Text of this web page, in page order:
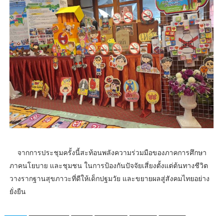
​จากการประชุมครั้งนี้สะท้อนพลังความร่วมมือของภาคการศึกษา
ภาคนโยบาย และชุมชน ในการป้องกันปัจจัยเสี่ยงตั้งแต่ต้นทางชีวิต
วางรากฐานสุขภาวะที่ดีให้เด็กปฐมวัย และขยายผลสู่สังคมไทยอย่าง
ยั่งยืน